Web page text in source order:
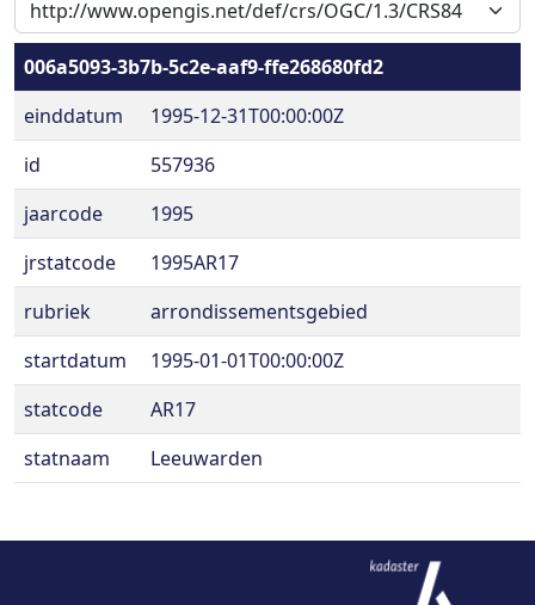
006a5093-3b7b-5c2e-aaf9-ffe268680fd2
einddatum
1995-12-31T00:00:00Z
id
557936
jaarcode
1995
jrstatcode
1995AR17
rubriek
arrondissementsgebied
startdatum
1995-01-01T00:00:00Z
statcode
AR17
statnaam
Leeuwarden